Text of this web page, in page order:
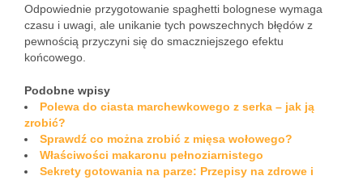
Odpowiednie przygotowanie spaghetti bolognese wymaga
czasu i uwagi, ale unikanie tych powszechnych błędów z
pewnością przyczyni się do smaczniejszego efektu
końcowego.
Podobne wpisy
Polewa do ciasta marchewkowego z serka – jak ją
zrobić?
Sprawdź co można zrobić z mięsa wołowego?
Właściwości makaronu pełnoziarnistego
Sekrety gotowania na parze: Przepisy na zdrowe i